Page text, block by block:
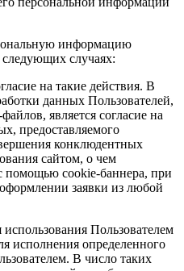
информацию
случаях:
на такие действия. В
данных Пользователей,
является согласие на
предоставляемого
конклюдентных
сайтом, о чем
помощью cookie-баннера, при
заявки из любой
Пользователем
исполнения определенного
В число таких